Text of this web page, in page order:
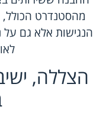
מהסטנדרט
הנגישות אלא גם על
הצללה,